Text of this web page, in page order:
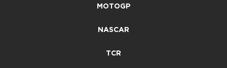
MOTOGP
NASCAR
TCR